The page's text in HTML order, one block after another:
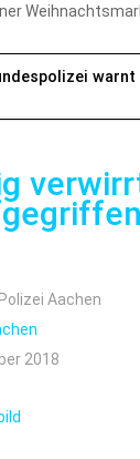
Aachen
2018